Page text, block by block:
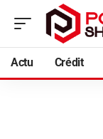
Actu Crédit